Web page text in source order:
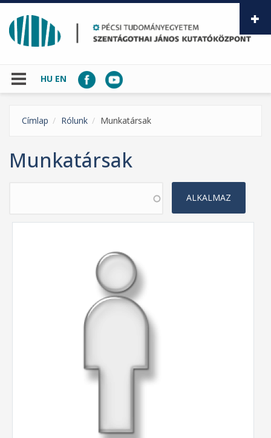
Ugrás a tartalomra
HU EN
Címlap Rólunk Munkatársak
Munkatársak